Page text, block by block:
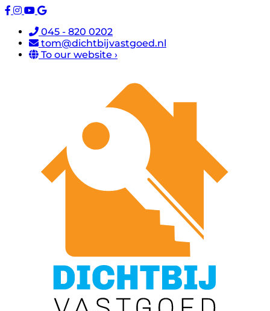
045 - 820 0202
tom@dichtbijvastgoed.nl
To our website ›